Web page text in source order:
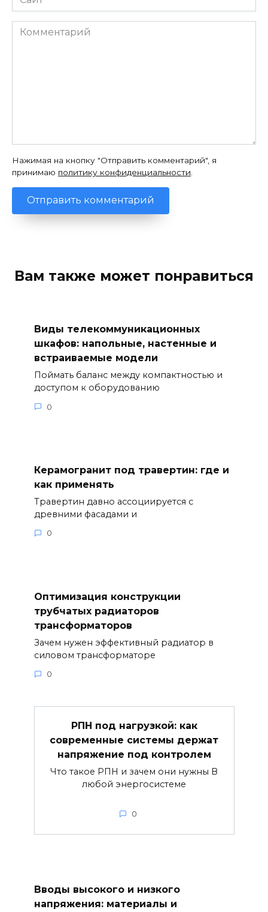
Комментарий
Нажимая на кнопку "Отправить комментарий", я
принимаю политику конфиденциальности
Вам также может понравиться
Виды телекоммуникационных
шкафов: напольные, настенные и
встраиваемые модели
Поймать баланс между компактностью и
доступом к оборудованию
0
Керамогранит под травертин: где и
как применять
Травертин давно ассоциируется с
древними фасадами и
0
Оптимизация конструкции
трубчатых радиаторов
трансформаторов
Зачем нужен эффективный радиатор в
силовом трансформаторе
0
РПН под нагрузкой: как
современные системы держат
напряжение под контролем
Что такое РПН и зачем они нужны В
любой энергосистеме
0
Вводы высокого и низкого
напряжения: материалы и